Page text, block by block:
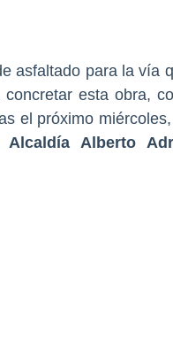
asfaltado para la vía
esta obra,
el próximo
Alcaldía Alberto